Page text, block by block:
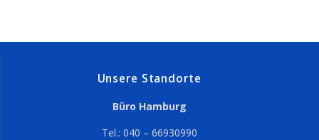
Unsere Standorte
Büro Hamburg
Tel.: 040 – 66930990